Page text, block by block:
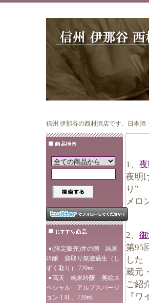
信州 伊那谷の西村酒店です。日本
(限定販売)井の頭 純米
吟醸 袋取り無濾過生（し
ずく取り） 720ml
高天 純米吟醸 美絵ス
ペシャル アルプスバージ
ョン 1.8L、720ml
1、
夜明
り”
メロ
2、
第95
した
蔵元
ご紹
『